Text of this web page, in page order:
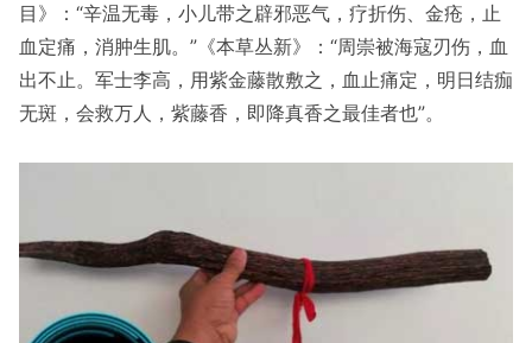
目》：“辛温无毒，小儿带之辟邪恶气，疗折伤、金疮，止
血定痛，消肿生肌。”《本草丛新》：“周崇被海寇刃伤，血
出不止。军士李高，用紫金藤散敷之，血止痛定，明日结痂
无斑，会救万人，紫藤香，即降真香之最佳者也”。